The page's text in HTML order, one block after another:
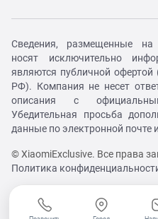
Сведения, размещенные на
носят исключительно
являются публичной офертой
РФ). Компания не несет
описания с
Убедительная просьба
данные по электронной
© XiaomiExclusive. Все права
Политика